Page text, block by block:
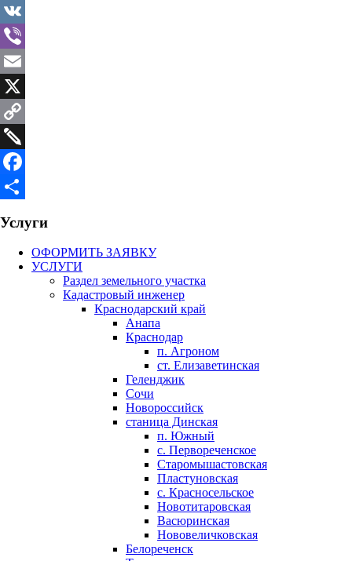
WhatsApp
VK
Viber
Email
X
Copy
Link
Twiddla
Facebook
Услуги
ОФОРМИТЬ ЗАЯВКУ
УСЛУГИ
Раздел земельного участка
Кадастровый инженер
Краснодарский край
Анапа
Краснодар
п. Агроном
ст. Елизаветинская
Геленджик
Сочи
Новороссийск
станица Динская
п. Южный
с. Первореченское
Старомышастовская
Пластуновская
с. Красносельское
Новотитаровская
Васюринская
Нововеличковская
Белореченск